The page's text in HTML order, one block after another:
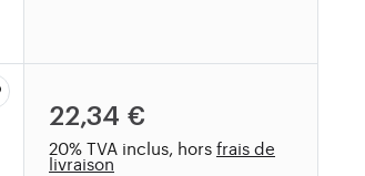
22,34 €
20% TVA inclus, horsfrais de
livraison